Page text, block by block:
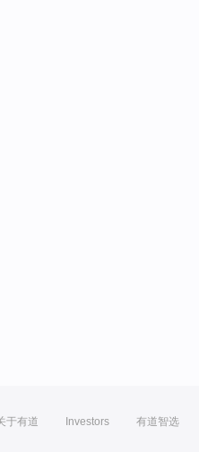
于有道 Investors 有道智选